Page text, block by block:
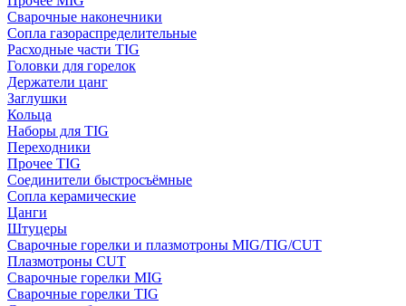
Сварочные наконечники
Сопла газораспределительные
Расходные части TIG
Головки для горелок
Держатели цанг
Заглушки
Кольца
Наборы для TIG
Переходники
Прочее TIG
Соединители быстросъёмные
Сопла керамические
Цанги
Штуцеры
Сварочные горелки и плазмотроны MIG/TIG/CUT
Плазмотроны CUT
Сварочные горелки MIG
Сварочные горелки TIG